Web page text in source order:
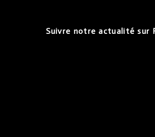
Suivre notre actualité sur